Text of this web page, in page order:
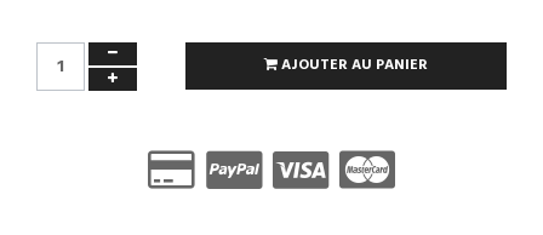
AJOUTER AU PANIER